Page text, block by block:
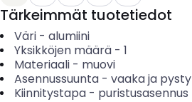
Tärkeimmät tuotetiedot
Väri- alumiini
Yksikköjen määrä- 1
Materiaali- muovi
Asennussuunta- vaaka ja pysty
Kiinnitystapa- puristusasennus